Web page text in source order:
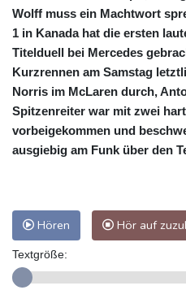
Wolff muss ein Machtwort
1 in Kanada hat die ersten
Titelduell bei Mercedes
Kurzrennen am Samstag
Norris im McLaren durch,
Spitzenreiter war mit zwei
vorbeigekommen und
ausgiebig am Funk über den
Hören Hör auf
Textgröße: